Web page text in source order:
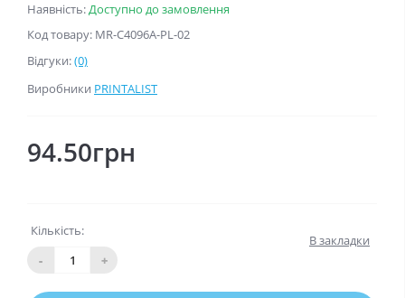
Наявність:Доступно до замовлення
Код товару: MR-C4096A-PL-02
Відгуки:(0)
Виробники PRINTALIST
94.50грн
Кількість:
-
+
В закладки